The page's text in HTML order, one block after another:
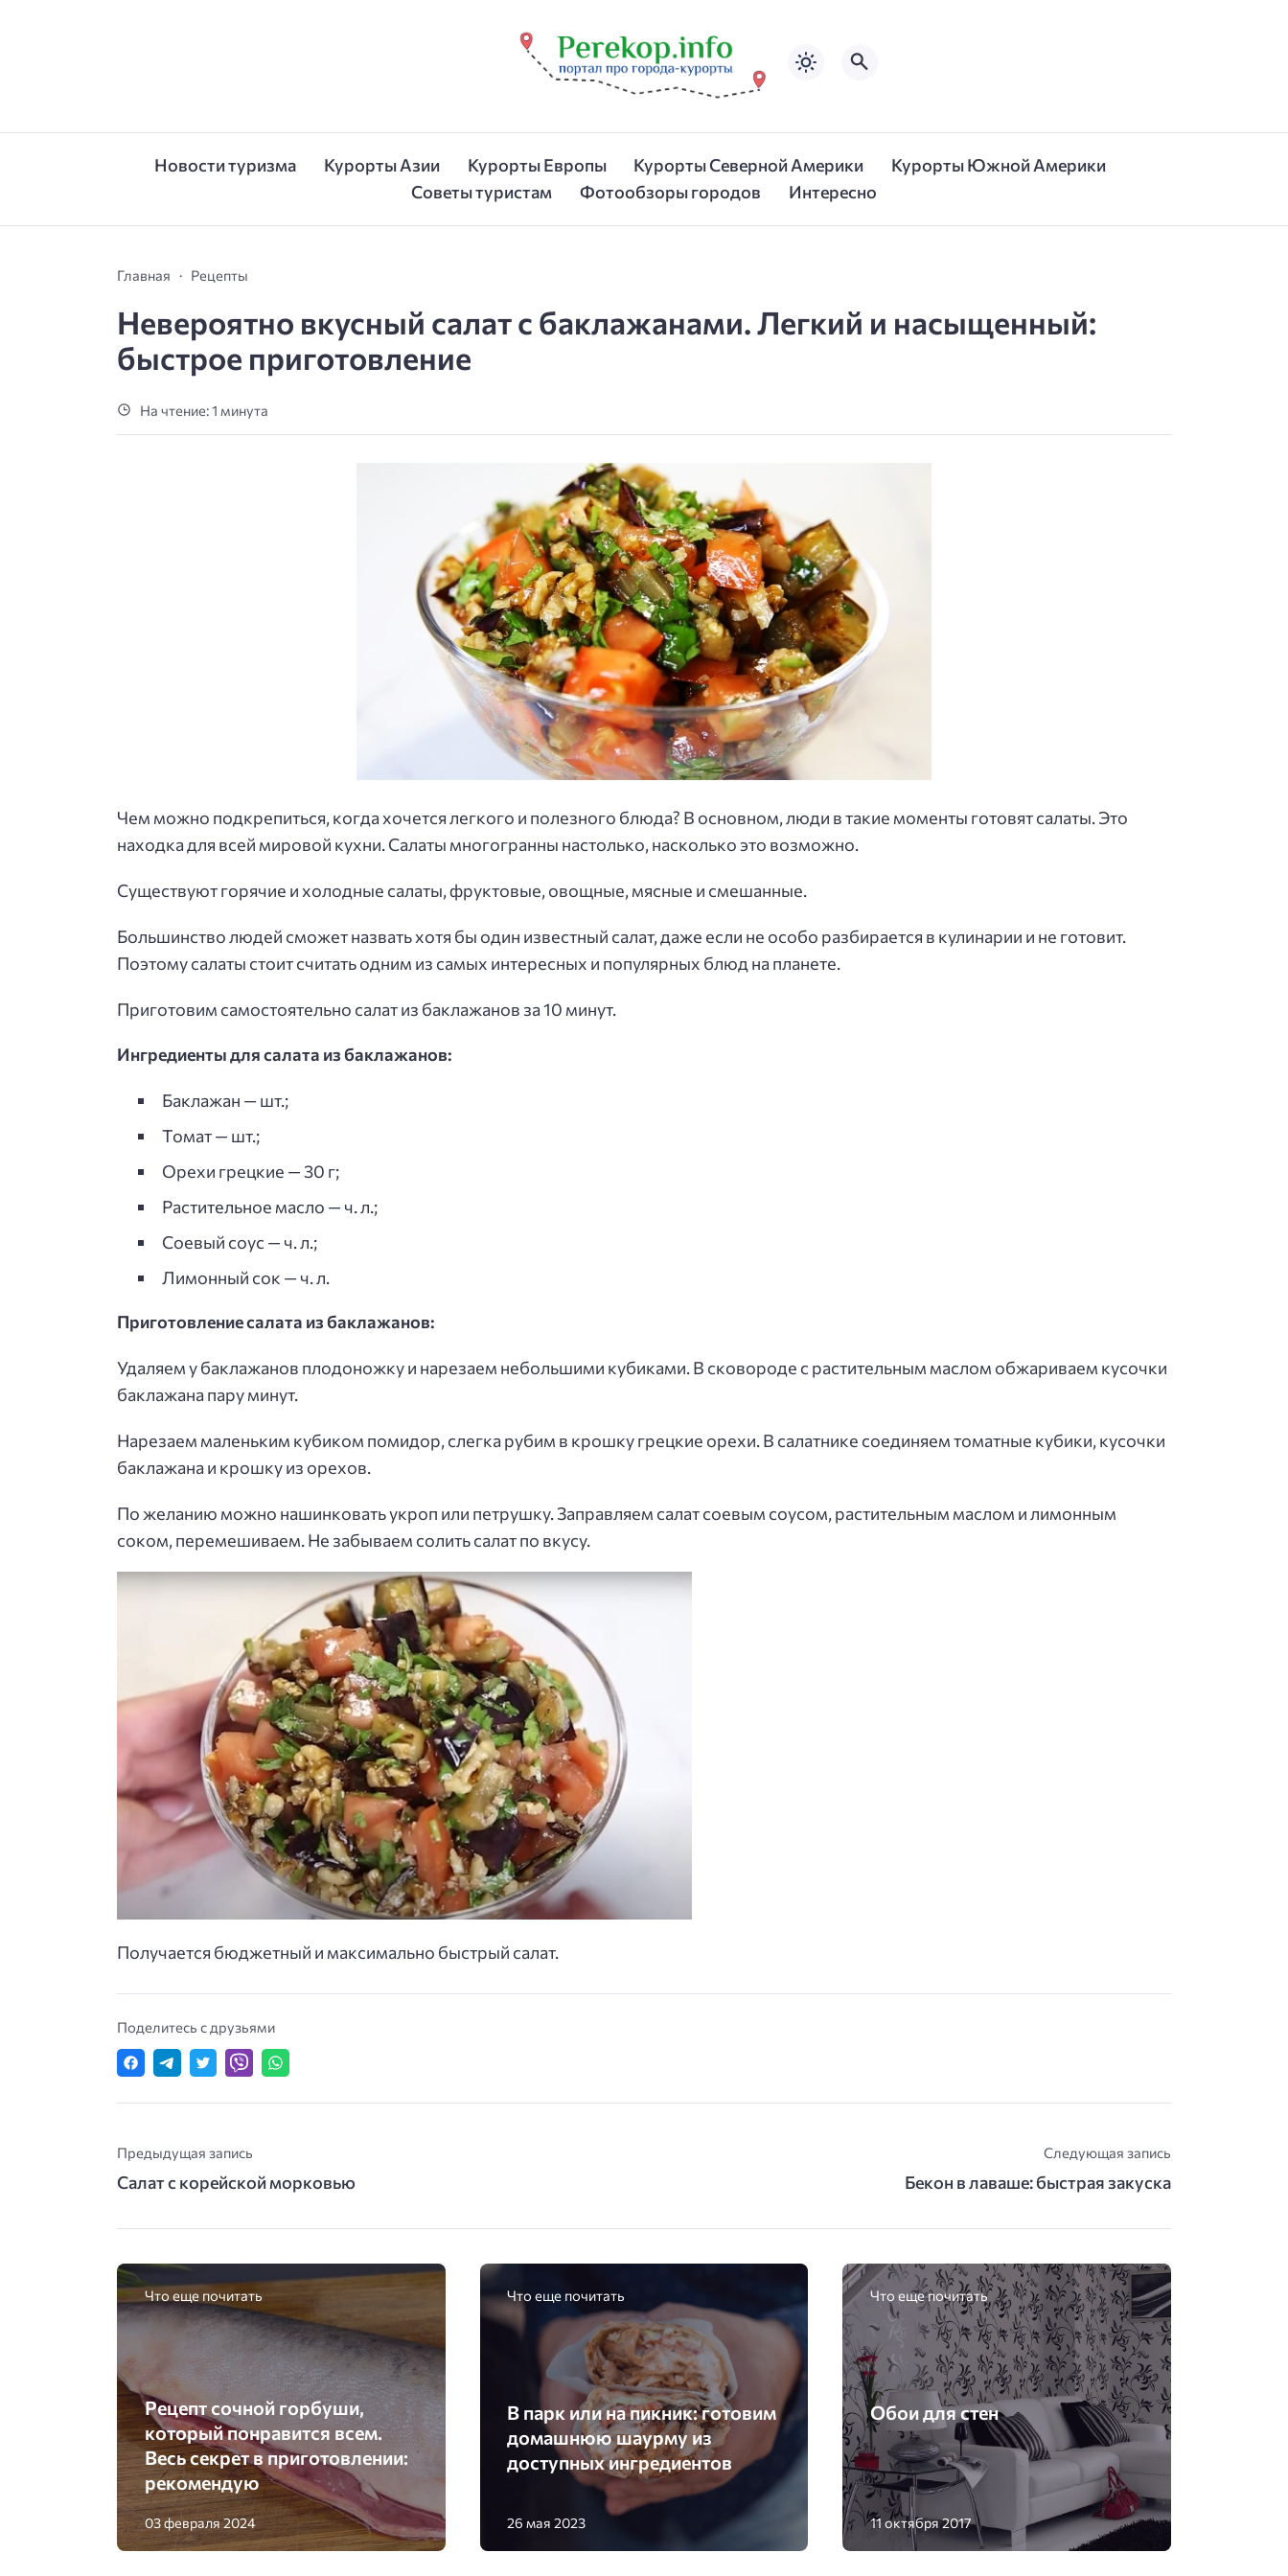
Новости туризма Курорты Азии Курорты Европы Курорты Северной Америки
Курорты Южной Америки
Советы туристам
Фотообзоры городов Интересно
Главная Рецепты
Невероятно вкусный салат с баклажанами. Легкий и насыщенный:
быстрое приготовление
На чтение: 1 минута
Чем можно подкрепиться, когда хочется легкого и полезного блюда? В основном, люди в такие моменты готовят салаты. Это
находка для всей мировой кухни. Салаты многогранны настолько, насколько это возможно.
Существуют горячие и холодные салаты, фруктовые, овощные, мясные и смешанные.
Большинство людей сможет назвать хотя бы один известный салат, даже если не особо разбирается в кулинарии и не готовит.
Поэтому салаты стоит считать одним из самых интересных и популярных блюд на планете.
Приготовим самостоятельно салат из баклажанов за 10 минут.
Ингредиенты для салата из баклажанов:
Баклажан — шт.;
Томат — шт.;
Орехи грецкие — 30 г;
Растительное масло — ч. л.;
Соевый соус — ч. л.;
Лимонный сок — ч. л.
Приготовление салата из баклажанов:
Удаляем у баклажанов плодоножку и нарезаем небольшими кубиками. В сковороде с растительным маслом обжариваем кусочки
баклажана пару минут.
Нарезаем маленьким кубиком помидор, слегка рубим в крошку грецкие орехи. В салатнике соединяем томатные кубики, кусочки
баклажана и крошку из орехов.
По желанию можно нашинковать укроп или петрушку. Заправляем салат соевым соусом, растительным маслом и лимонным
соком, перемешиваем. Не забываем солить салат по вкусу.
Получается бюджетный и максимально быстрый салат.
Поделитесь с друзьями
Предыдущая запись
Салат с корейской морковью
Следующая запись
Бекон в лаваше: быстрая закуска
Что еще почитать
Рецепт сочной горбуши,
который понравится всем.
Весь секрет в приготовлении:
рекомендую
03 февраля 2024
Что еще почитать
В парк или на пикник: готовим
домашнюю шаурму из
доступных ингредиентов
26 мая 2023
Что еще почитать
Обои для стен
11 октября 2017